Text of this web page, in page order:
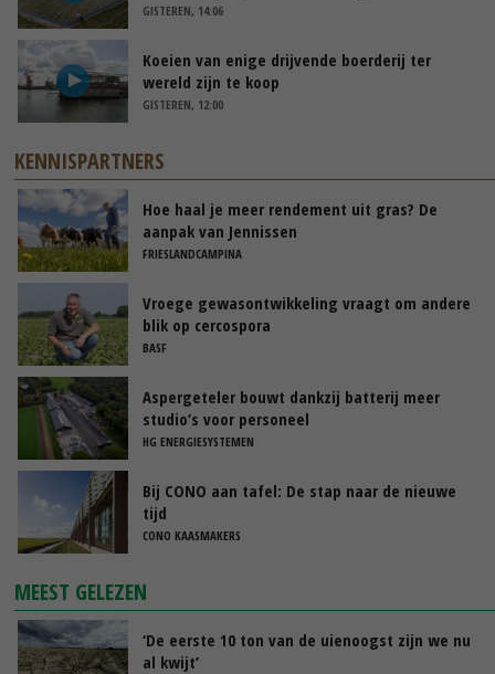
GISTEREN, 14:06
Koeien van enige drijvende boerderij ter
wereld zijn te koop
GISTEREN, 12:00
KENNISPARTNERS
Hoe haal je meer rendement uit gras? De
aanpak van Jennissen
FRIESLANDCAMPINA
Vroege gewasontwikkeling vraagt om andere
blik op cercospora
BASF
Aspergeteler bouwt dankzij batterij meer
studio’s voor personeel
HG ENERGIESYSTEMEN
Bij CONO aan tafel: De stap naar de nieuwe
tijd
CONO KAASMAKERS
MEEST GELEZEN
‘De eerste 10 ton van de uienoogst zijn we nu
al kwijt’